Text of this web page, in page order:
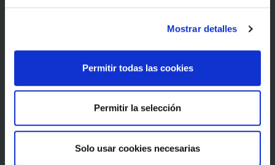
Mostrar detalles
Permitir todas las cookies
Permitir la selección
Solo usar cookies necesarias